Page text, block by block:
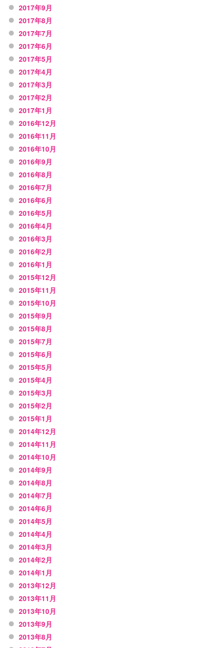
2017年9月
2017年8月
2017年7月
2017年6月
2017年5月
2017年4月
2017年3月
2017年2月
2017年1月
2016年12月
2016年11月
2016年10月
2016年9月
2016年8月
2016年7月
2016年6月
2016年5月
2016年4月
2016年3月
2016年2月
2016年1月
2015年12月
2015年11月
2015年10月
2015年9月
2015年8月
2015年7月
2015年6月
2015年5月
2015年4月
2015年3月
2015年2月
2015年1月
2014年12月
2014年11月
2014年10月
2014年9月
2014年8月
2014年7月
2014年6月
2014年5月
2014年4月
2014年3月
2014年2月
2014年1月
2013年12月
2013年11月
2013年10月
2013年9月
2013年8月